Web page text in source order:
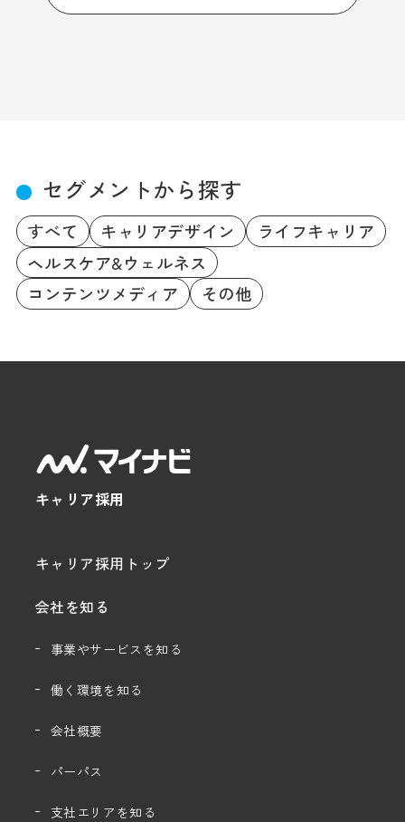
セグメントから探す
すべて キャリアデザイン
ライフキャリア
ヘルスケア&ウェルネス
コンテンツメディア
その他
キャリア採用
キャリア採用トップ
会社を知る
事業やサービスを知る
働く環境を知る
会社概要
パーパス
支社エリアを知る